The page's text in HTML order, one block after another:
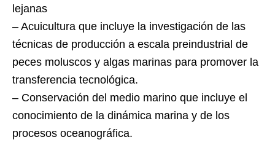
lejanas
– Acuicultura que incluye la investigación de las
técnicas de producción a escala preindustrial de
peces moluscos y algas marinas para promover la
transferencia tecnológica.
– Conservación del medio marino que incluye el
conocimiento de la dinámica marina y de los
procesos oceanográfica.